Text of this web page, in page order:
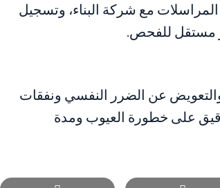
مع شركة البناء، وتسجيل
مستقل للفحص.
عن الضرر النفسي ونفقات
على خطورة العيوب ومدة